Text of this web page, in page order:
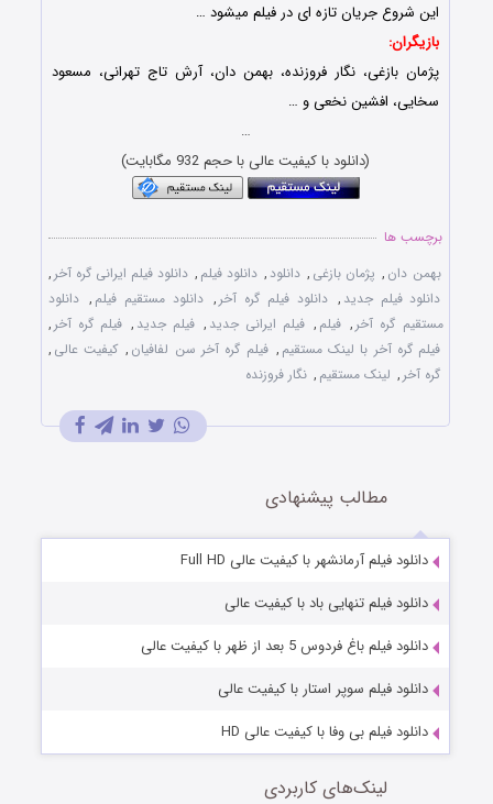
این شروع جریان تازه ای در فیلم میشود …
بازیگران:
پژمان بازغی، نگار فروزنده، بهمن دان، آرش تاج تهرانی، مسعود
سخایی، افشین نخعی و …
…
(دانلود با کیفیت عالی با حجم 932 مگابایت)
برچسب ها
بهمن دان , پژمان بازغی , دانلود , دانلود فیلم , دانلود فیلم ایرانی گره آخر ,
دانلود فیلم جدید , دانلود فیلم گره آخر , دانلود مستقیم فیلم , دانلود
مستقیم گره آخر , فیلم , فیلم ایرانی جدید , فیلم جدید , فیلم گره آخر ,
فیلم گره آخر با لینک مستقیم , فیلم گره آخر سن لفافيان , کیفیت عالی ,
گره آخر , لینک مستقیم , نگار فروزنده
مطالب پیشنهادی
دانلود فیلم آرمانشهر با کیفیت عالی Full HD
دانلود فیلم تنهایی باد با کیفیت عالی
دانلود فیلم باغ فردوس 5 بعد از ظهر با کیفیت عالی
دانلود فیلم سوپر استار با کیفیت عالی
دانلود فیلم بی وفا با کیفیت عالی HD
لینک‌های کاربردی